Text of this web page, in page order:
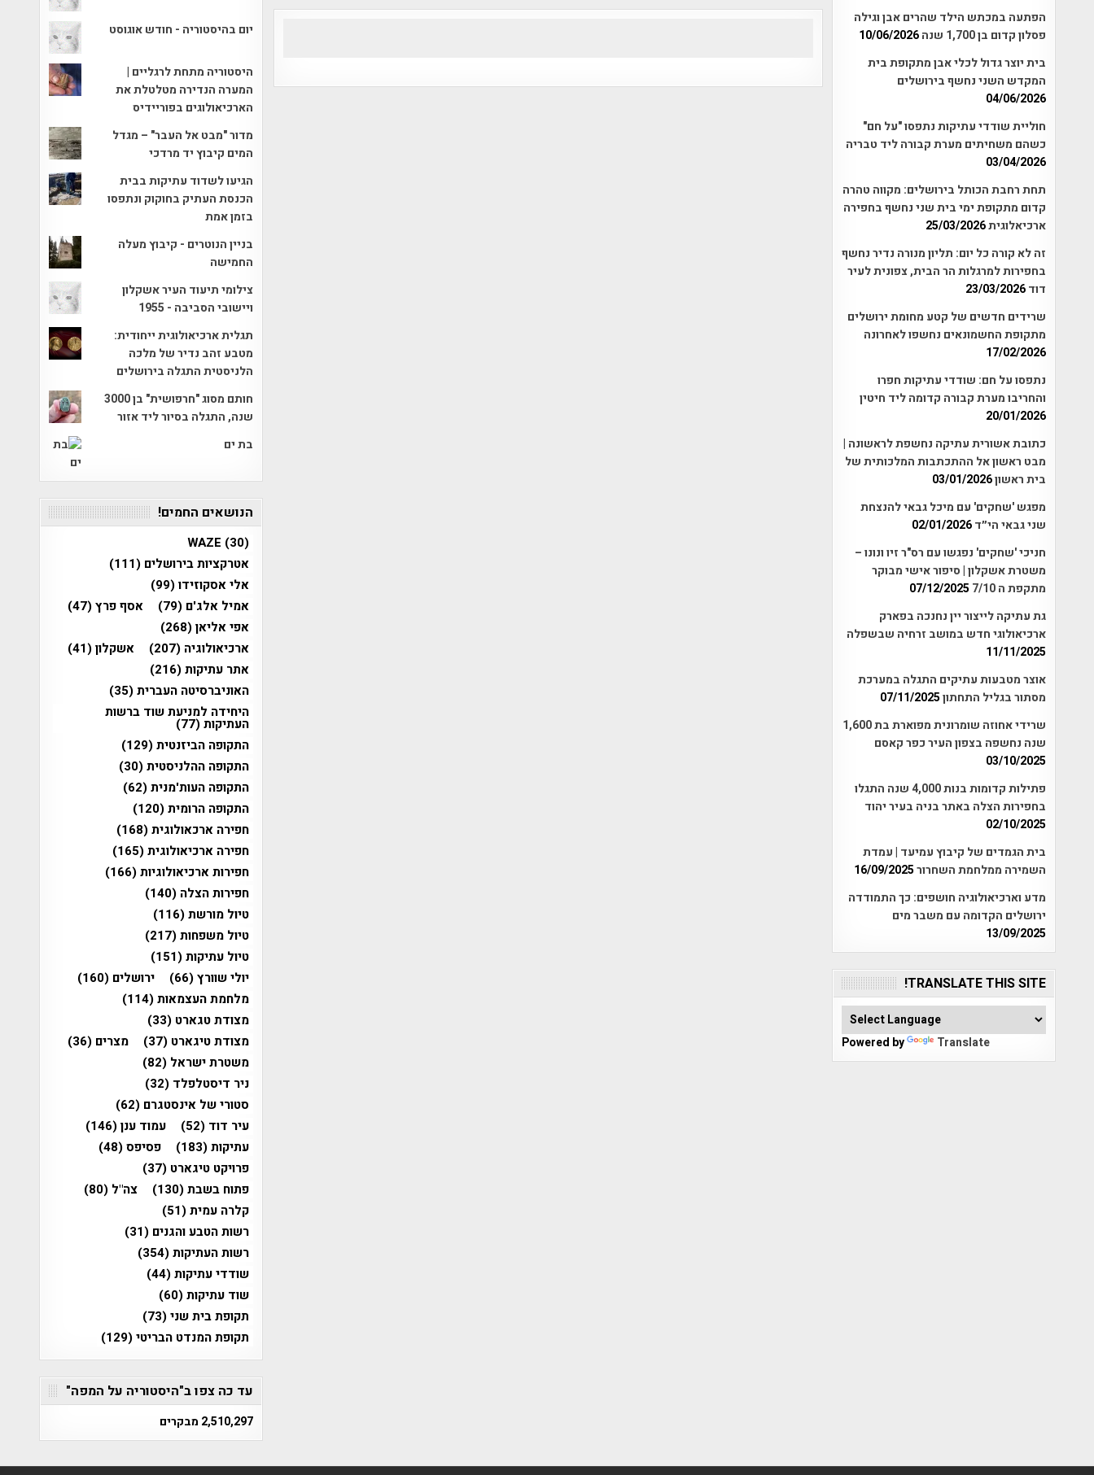
הפתעה במכתש הילד שהרים אבן וגילה
פסלון קדום בן 1,700 שנה
10/06/2026
בית יוצר גדול לכלי אבן מתקופת בית
המקדש השני נחשף בירושלים
04/06/2026
חוליית שודדי עתיקות נתפסו "על חם"
כשהם משחיתים מערת קבורה ליד טבריה
03/04/2026
תחת רחבת הכותל בירושלים: מקווה טהרה
קדום מתקופת ימי בית שני נחשף בחפירה
ארכיאלוגית25/03/2026
זה לא קורה כל יום: תליון מנורה נדיר נחשף
בחפירות למרגלות הר הבית, צפונית לעיר
דוד23/03/2026
שרידים חדשים של קטע מחומת ירושלים
מתקופת החשמונאים נחשפו לאחרונה
17/02/2026
נתפסו על חם: שודדי עתיקות חפרו
והחריבו מערת קבורה קדומה ליד חיטין
20/01/2026
כתובת אשורית עתיקה נחשפת לראשונה |
מבט ראשון אל ההתכתבות המלכותית של
בית ראשון03/01/2026
מפגש 'שחקים' עם מיכל גבאי להנצחת
שני גבאי הי״ד02/01/2026
חניכי 'שחקים' נפגשו עם רס"ר זיו ונונו –
משטרת אשקלון | סיפור אישי מבוקר
מתקפת ה 7/10
07/12/2025
גת עתיקה לייצור יין נחנכה בפארק
ארכיאולוגי חדש במושב זרחיה שבשפלה
11/11/2025
אוצר מטבעות עתיקים התגלה במערכת
מסתור בגליל התחתון07/11/2025
שרידי אחוזה שומרונית מפוארת בת 1,600
שנה נחשפה בצפון העיר כפר קאסם
03/10/2025
פתילות קדומות בנות 4,000 שנה התגלו
בחפירות הצלה באתר בניה בעיר יהוד
02/10/2025
בית הגמדים של קיבוץ עמיעד | עמדת
השמירה ממלחמת השחרור16/09/2025
מדע וארכיאולוגיה חושפים: כך התמודדה
ירושלים הקדומה עם משבר מים
13/09/2025
TRANSLATE THIS SITE!
Powered by Translate
יום בהיסטוריה - חודש אוגוסט
היסטוריה מתחת לרגליים |
המערה הנדירה מטלטלת את
הארכיאולוגים בפוריידיס
מדור "מבט אל העבר" – מגדל
המים קיבוץ יד מרדכי
הגיעו לשדוד עתיקות בבית
הכנסת העתיק בחוקוק ונתפסו
בזמן אמת
בניין הנוטרים - קיבוץ מעלה
החמישה
צילומי תיעוד העיר אשקלון
ויישובי הסביבה - 1955
תגלית ארכיאולוגית ייחודית:
מטבע זהב נדיר של מלכה
הלניסטית התגלה בירושלים
חותם מסוג "חרפושית" בן 3000
שנה, התגלה בסיור ליד אזור
בת ים
הנושאים החמים!
WAZE (30)
אטרקציות בירושלים (111)
אלי אסקוזידו(99)
אמיל אלג'ם (79) אסף פרץ(47)
אפי אליאן(268)
ארכיאולוגיה (207) אשקלון(41)
אתר עתיקות(216)
האוניברסיטה העברית(35)
היחידה למניעת שוד ברשות
העתיקות(77)
התקופה הביזנטית(129)
התקופה ההלניסטית(30)
התקופה העות'מנית(62)
התקופה הרומית(120)
חפירה ארכאולוגית(168)
חפירה ארכיאולוגית(165)
חפירות ארכיאולוגיות(166)
חפירות הצלה (140)
טיול מורשת(116)
טיול משפחות(217)
טיול עתיקות(151)
יולי שוורץ(66) ירושלים (160)
מלחמת העצמאות(114)
מצודת טגארט (33)
מצודת טיגארט (37) מצרים (36)
משטרת ישראל (82)
ניר דיסטלפלד (32)
סטורי של אינסטגרם (62)
עיר דוד (52) עמוד ענן(146)
עתיקות(183) פסיפס(48)
פרויקט טיגארט (37)
פתוח בשבת(130) צה"ל (80)
קלרה עמית(51)
רשות הטבע והגנים (31)
רשות העתיקות(354)
שודדי עתיקות(44)
שוד עתיקות(60)
תקופת בית שני(73)
תקופת המנדט הבריטי(129)
עד כה צפו ב"היסטוריה על המפה"
2,510,297 מבקרים